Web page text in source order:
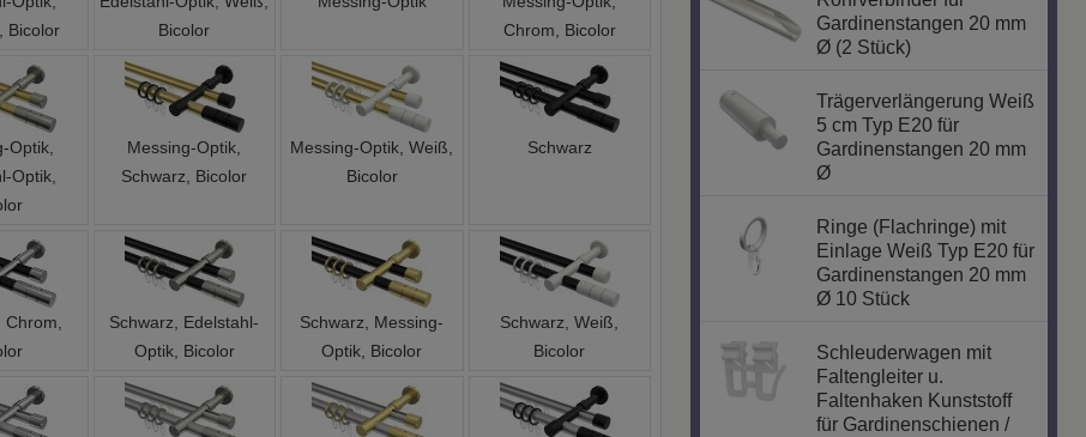
Bicolor
Bicolor
Chrom, Bicolor
Optik,
Optik,
Messing-Optik,
Schwarz, Bicolor
Messing-Optik, Weiß,
Bicolor
Schwarz
Schwarz, Edelstahl-
Optik, Bicolor
Schwarz, Messing-
Optik, Bicolor
Schwarz, Weiß,
Bicolor
Gardinenstangen 20 mm
Ø (2 Stück)
Trägerverlängerung Weiß
5 cm Typ E20 für
Gardinenstangen 20 mm
Ø
Ringe (Flachringe) mit
Einlage Weiß Typ E20 für
Gardinenstangen 20 mm
Ø 10 Stück
Schleuderwagen mit
Faltengleiter u.
Faltenhaken Kunststoff
für Gardinenschienen /